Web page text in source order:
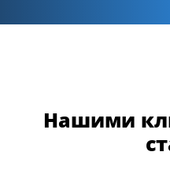
Нашими